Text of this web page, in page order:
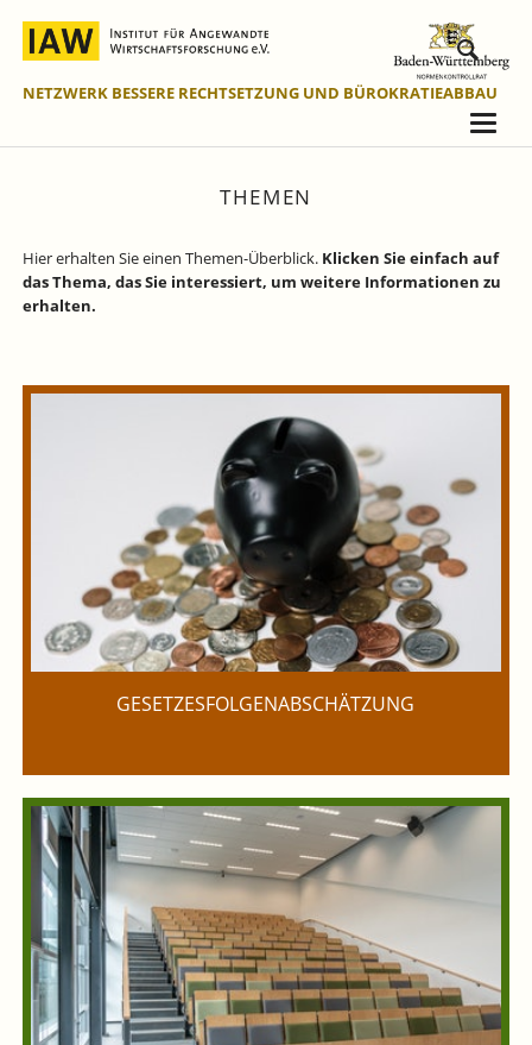
NETZWERK BESSERE RECHTSETZUNG UND BÜROKRATIEABBAU
THEMEN
Hier erhalten Sie einen Themen-Überblick. Klicken Sie einfach auf
das Thema, das Sie interessiert, um weitere Informationen zu
erhalten.
GESETZESFOLGENABSCHÄTZUNG